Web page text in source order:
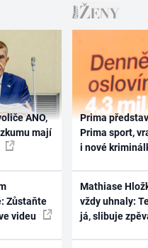
ANO,
mají
Zůstaňte
videu
Prima
Prima sport,
i nové
Mathiase
vždy uhnaly:
já, slibuje